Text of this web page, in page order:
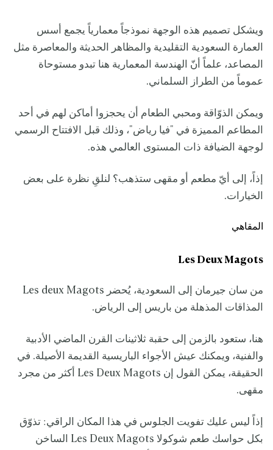
ويشكل تصميم هذه الوجهة نموذجاً معمارياً يجمع أسس
العمارة السعودية التقليدية والمظاهر الحديثة والمعاصرة مثل
المصاعد، علماً أنّ الهندسة المعمارية هنا تبدو مستوحاة
عموماً من الطراز السلماني.
ويمكن الذوّاقة ومحبي الطعام أن يحجزوا أماكن لهم في أحد
المطاعم المميزة في "فيا رياض"، وذلك قبل الافتتاح الرسمي
لوجهة الضيافة ذات المستوى العالمي هذه.
إذاً، إلى أيّ مطعم أو مقهى ستذهب؟ لنلقِ نظرة على بعض
الخيارات.
المقاهي
Les Deux Magots
من سان جيرمان إلى السعودية، يُحضر Les deux Magots
المذاقات المذهلة من باريس إلى الرياض.
هنا، ستعود بالزمن إلى حقبة ثلاثينات القرن الماضي الأدبية
والفنية، ويمكنك عيش الأجواء الباريسية القديمة الأصيلة. في
الحقيقة، يمكن القول إن Les Deux Magots أكثر من مجرد
مقهى.
إذاً ليس عليك تفويت الجلوس في هذا المكان الراقي: تذوّق
بكل حواسك طعم شوكولا Les Deux Magots الساخن